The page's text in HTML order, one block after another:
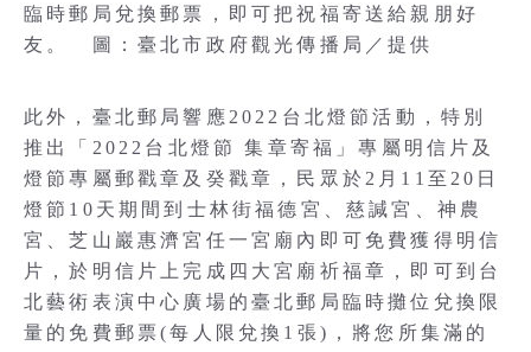
臨時郵局兌換郵票，即可把祝福寄送給親朋好
友。 圖：臺北市政府觀光傳播局／提供
此外，臺北郵局響應2022台北燈節活動，特別
推出「2022台北燈節 集章寄福」專屬明信片及
燈節專屬郵戳章及癸戳章，民眾於2月11至20日
燈節10天期間到士林街福德宮、慈諴宮、神農
宮、芝山巖惠濟宮任一宮廟內即可免費獲得明信
片，於明信片上完成四大宮廟祈福章，即可到台
北藝術表演中心廣場的臺北郵局臨時攤位兌換限
量的免費郵票(每人限兌換1張)，將您所集滿的